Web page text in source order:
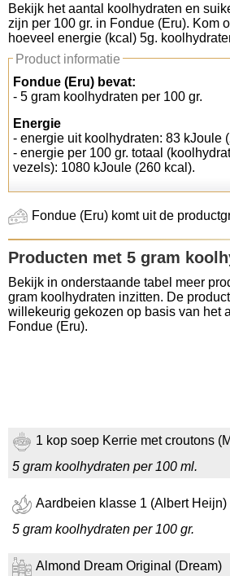
Koolhydraten tellen
Links
Bekijk het aantal koolhydraten en
zijn per 100 gr. in Fondue (Eru). Kom
hoeveel energie (kcal) 5g.
Product informatie
Fondue (Eru) bevat:
- 5 gram koolhydraten per 100 gr.
Energie
- energie uit koolhydraten: 83 kJoule
- energie per 100 gr. totaal
vezels): 1080 kJoule (260 kcal).
Fondue (Eru) komt uit de
Producten met 5 gram
Bekijk in onderstaande tabel meer
gram koolhydraten inzitten. De
willekeurig gekozen op basis van het
Fondue (Eru).
1 kop soep Kerrie met croutons
5 gram koolhydraten per 100 ml.
Aardbeien klasse 1 (Albert Heijn)
5 gram koolhydraten per 100 gr.
Almond Dream Original (Dream)